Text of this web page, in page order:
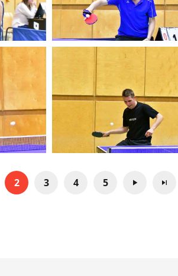
2 3 4 5